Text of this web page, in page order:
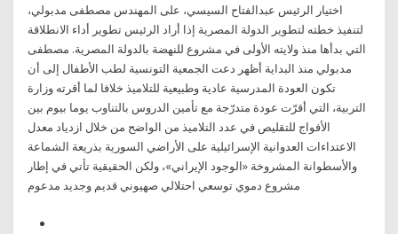
اختيار الرئيس عبدالفتاح السيسي، على المهندس مصطفى مدبولي،
لتنفيذ خطته لتطوير الدولة المصرية إذا أراد الرئيس تطوير أداء الانطلاقة
التي بدأها منذ ولايته الأولى في مشروع للنهضة بالدولة المصرية. مصطفى
مدبولي منذ البداية أظهر دعت الجمعية التونسية لطب الأطفال إلى أن
تكون العودة المدرسية عادية وطبيعية للتلاميذ خلافا لما أقرته وزارة
التربية، التي أقرّت عودة متدرّجة مع تأمين الدروس بالتناوب يوما بيوم بين
الأفواج للتقليص في عدد التلاميذ من الواضح من خلال ازدياد معدل
الاعتداءات العدوانية الإسرائيلية على الأراضي السورية بذريعة الشماعة
والأسطوانة المشروخة «الوجود الإيراني»، ولكن الحقيقية تأتي في إطار
مشروع دموي توسعي احتلالي صهيوني قديم وجديد مدعوم